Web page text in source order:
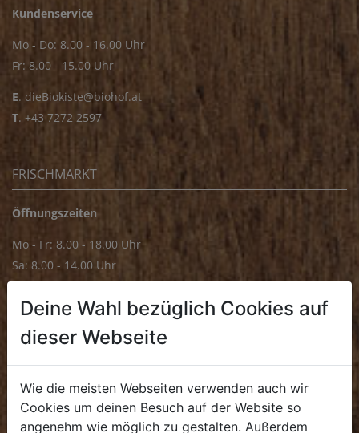
Kundenservice
Mo - Do: 8.00 - 16.00 Uhr
Fr: 8.00 - 15.00 Uhr
E. dieBiokiste@biohof.at
T. +43 7272 2597
FRISCHMARKT
Öffnungszeiten
Mo - Fr: 8.00 - 18.00 Uhr
Sa: 8.00 - 14.00 Uhr
Mo - Fr: 8.00 - 16.00 Uhr
. +43 7272 4859 70
Deine Wahl bezüglich Cookies auf
dieser Webseite
Wie die meisten Webseiten verwenden auch wir
Cookies um deinen Besuch auf der Website so
angenehm wie möglich zu gestalten. Außerdem